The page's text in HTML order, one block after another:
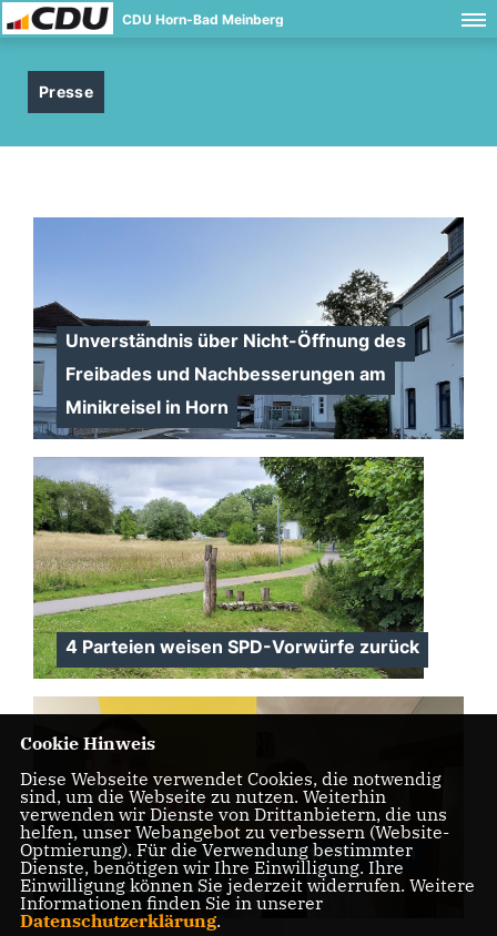
CDU Horn-Bad Meinberg
Presse
Unverständnis über Nicht-Öffnung des
Freibades und Nachbesserungen am
Minikreisel in Horn
4 Parteien weisen SPD-Vorwürfe zurück
CDU informiert sich über Entwicklungen
der Zuwanderung
Cookie Hinweis
Diese Webseite verwendet Cookies, die notwendig
sind, um die Webseite zu nutzen. Weiterhin
verwenden wir Dienste von Drittanbietern, die uns
helfen, unser Webangebot zu verbessern (Website-
Optmierung). Für die Verwendung bestimmter
Dienste, benötigen wir Ihre Einwilligung. Ihre
Einwilligung können Sie jederzeit widerrufen. Weitere
Informationen finden Sie in unserer
Datenschutzerklärung.